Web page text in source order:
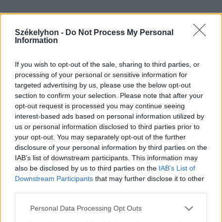
Székelyhon - Do Not Process My Personal
Information
If you wish to opt-out of the sale, sharing to third parties, or
processing of your personal or sensitive information for
targeted advertising by us, please use the below opt-out
section to confirm your selection. Please note that after your
opt-out request is processed you may continue seeing
interest-based ads based on personal information utilized by
us or personal information disclosed to third parties prior to
your opt-out. You may separately opt-out of the further
disclosure of your personal information by third parties on the
IAB’s list of downstream participants. This information may
also be disclosed by us to third parties on the IAB’s List of
Downstream Participants that may further disclose it to other
Personal Data Processing Opt Outs
Hasznos
Impresszum
Szerzői jogok
Adatvédelmi tájékoztató
Cookie-kezelési tájékoztató
Hozzászólási szabályzat
Nyomtatott lapjaink archívuma
Székely Hírmondó archívuma